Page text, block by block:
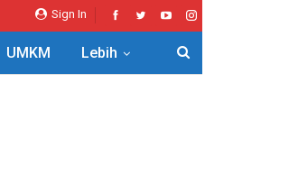
Sign In
UMKM Lebih